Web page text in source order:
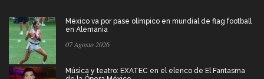
México va por pase olímpico en mundial de flag football
en Alemania
07 Agosto 2026
Música y teatro: EXATEC en el elenco de El Fantasma